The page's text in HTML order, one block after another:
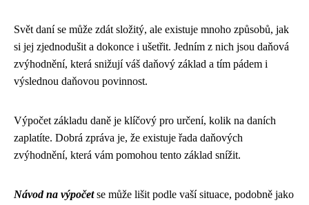
Svět daní se může zdát složitý, ale existuje mnoho způsobů, jak
si jej zjednodušit a dokonce i ušetřit. Jedním z nich jsou daňová
zvýhodnění, která snižují váš daňový základ a tím pádem i
výslednou daňovou povinnost.
Výpočet základu daně je klíčový pro určení, kolik na daních
zaplatíte. Dobrá zpráva je, že existuje řada daňových
zvýhodnění, která vám pomohou tento základ snížit.
Návod na výpočetse může lišit podle vaší situace, podobně jako